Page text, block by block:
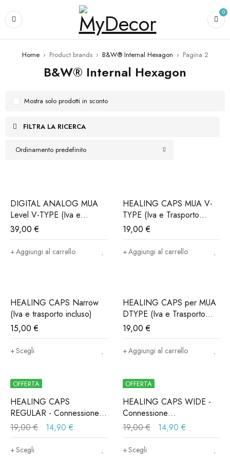
0
Home › Product brands › B&W® Internal Hexagon › Pagina 2
B&W® Internal Hexagon
FILTRA LA RICERCA
Ordinamento predefinito
Mostra solo prodotti in sconto
DIGITAL ANALOG MUA
Level V-TYPE (Iva e
Trasporto incluso)
39,00€
Aggiungi al carrello
HEALING CAPS MUA V-
TYPE (Iva e Trasporto
incluso)
19,00€
Aggiungi al carrello
HEALING CAPS Narrow
(Iva e trasporto incluso)
15,00€
Scegli
HEALING CAPS per MUA
DTYPE (Iva e Trasporto
Incluso)
19,00€
Aggiungi al carrello
OFFERTA
HEALING CAPS
REGULAR - Connessione
ALPHABIO®, MIS®,
NORIS®..(Iva e trasporto
incluso)
19,00€ 14,90 €
Scegli
OFFERTA
HEALING CAPS WIDE -
Connessione
ALPHABIO®, MIS®,
NORIS®..(Iva e trasporto
incluso)
19,00€ 14,90 €
Scegli